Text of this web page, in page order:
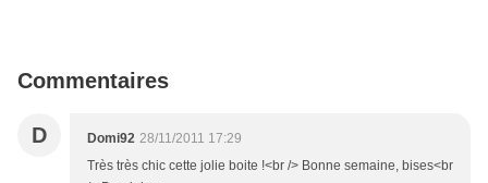
Commentaires
D Domi92 28/11/2011 17:29
Très très chic cette jolie boite !<br /> Bonne semaine, bises<br